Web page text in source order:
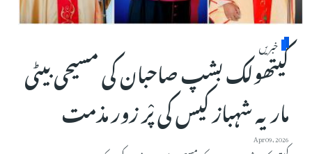
خبریں
کیتھولک بشپ صاحبان کی مسیحی بیٹی
ماریہ شہباز کیس کی پْر زور مذمت
Apr 09, 2026